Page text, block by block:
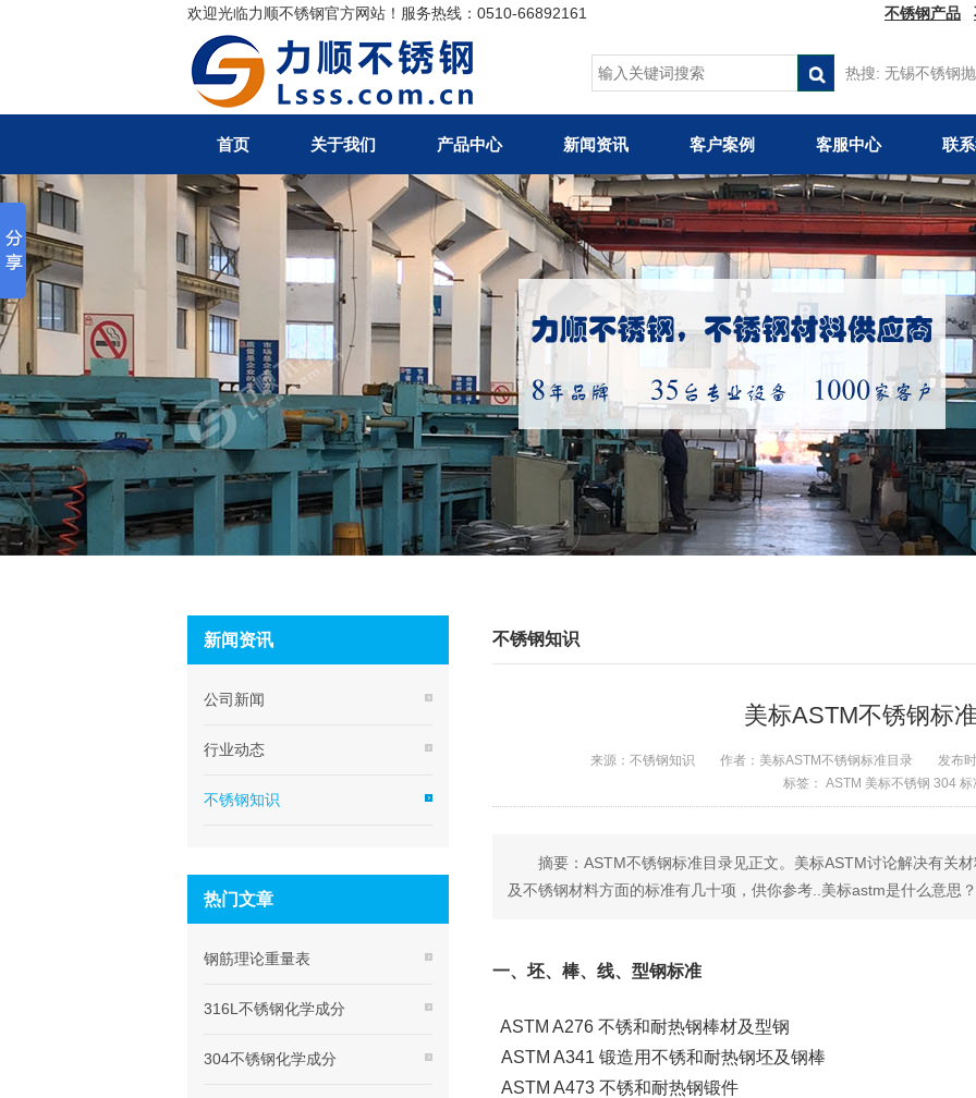
欢迎光临力顺不锈钢官方网站！服务热线：0510-66892161 不锈钢产品
搜索 热搜: 无锡不锈钢
首页 关于我们 产品中心 新闻资讯 客户案例 客服中心 联
不锈钢知识
美标ASTM不锈钢标
来源： 不锈钢知识 作者： 美标ASTM不锈钢标准目录
发布
标签： ASTM 美标不锈钢 304 标
摘要：ASTM不锈钢标准目录见正文。美标ASTM讨论解决有关
及不锈钢材料方面的标准有几十项，供你参考..美标astm是什么意思
一、坯、棒、线、型钢标准
ASTM A276 不锈和耐热钢棒材及型钢
ASTM A341 锻造用不锈和耐热钢坯及钢棒
ASTM A473 不锈和耐热钢锻件
新闻资讯
公司新闻
行业动态
不锈钢知识
热门文章
钢筋理论重量表
316L不锈钢化学成分
304不锈钢化学成分